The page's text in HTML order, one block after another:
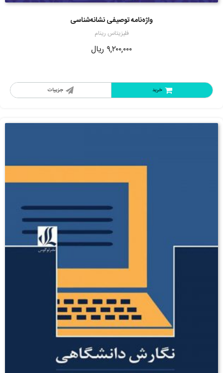
واژه‌نامه توصیفی نشانه‌شناسی
فلیزیتاس رینام
۹,۲۰۰,۰۰۰ ریال
جزییات خرید